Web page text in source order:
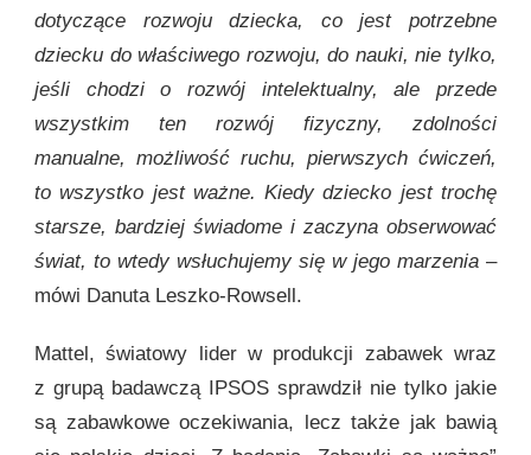
dotyczące rozwoju dziecka, co jest potrzebne
dziecku do właściwego rozwoju, do nauki, nie tylko,
jeśli chodzi o rozwój intelektualny, ale przede
wszystkim ten rozwój fizyczny, zdolności
manualne, możliwość ruchu, pierwszych ćwiczeń,
to wszystko jest ważne. Kiedy dziecko jest trochę
starsze, bardziej świadome i zaczyna obserwować
świat, to wtedy wsłuchujemy się w jego marzenia –
mówi Danuta Leszko-Rowsell.
Mattel, światowy lider w produkcji zabawek wraz
z grupą badawczą IPSOS sprawdził nie tylko jakie
są zabawkowe oczekiwania, lecz także jak bawią